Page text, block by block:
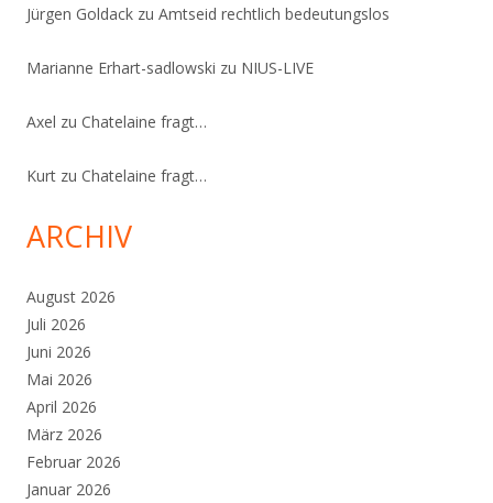
Jürgen Goldack zu Amtseid rechtlich bedeutungslos
Marianne Erhart-sadlowski zu NIUS-LIVE
Axel zu Chatelaine fragt…
Kurt zu Chatelaine fragt…
ARCHIV
August 2026
Juli 2026
Juni 2026
Mai 2026
April 2026
März 2026
Februar 2026
Januar 2026